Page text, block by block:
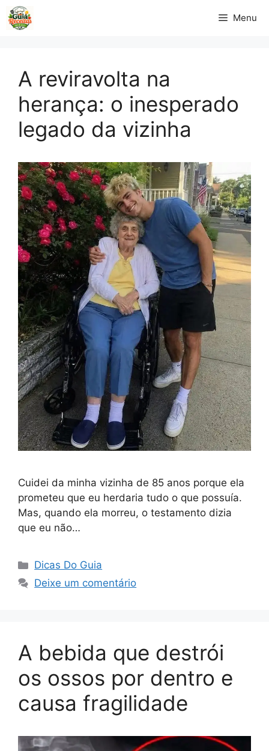
Pular
para
Menu
A reviravolta na
herança: o inesperado
legado da vizinha
Cuidei da minha vizinha de 85 anos porque ela
prometeu que eu herdaria tudo o que possuía.
Mas, quando ela morreu, o testamento dizia
que eu não…
Categorias
Dicas Do Guia
Deixe um comentário
A bebida que destrói
os ossos por dentro e
causa fragilidade